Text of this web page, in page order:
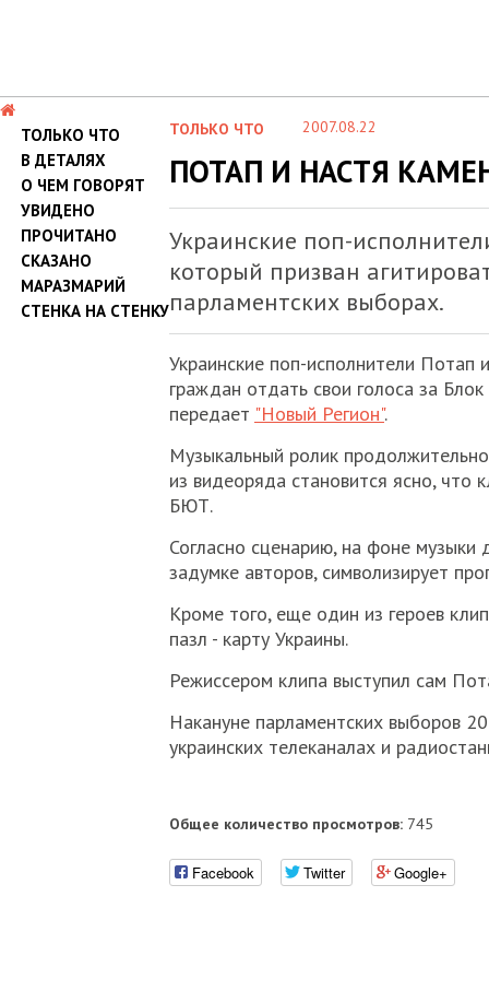
ТОЛЬКО ЧТО
В ДЕТАЛЯХ
О ЧЕМ ГОВОРЯТ
УВИДЕНО
ПРОЧИТАНО
СКАЗАНО
МАРАЗМАРИЙ
СТЕНКА НА СТЕНКУ
ТОЛЬКО ЧТО 2007.08.22
ПОТАП И НАСТЯ
Украинские поп-
который призван
парламентских выборах.
Украинские поп-исполнители Потап
граждан отдать свои голоса за
передает "Новый Регион".
Музыкальный ролик
из видеоряда становится ясно, что
БЮТ.
Согласно сценарию, на фоне музыки
задумке авторов, символизирует
Кроме того, еще один из героев
пазл - карту Украины.
Режиссером клипа выступил сам
Накануне парламентских выборов
украинских телеканалах и
Общее количество просмотров: 745
Facebook Twitter Google+